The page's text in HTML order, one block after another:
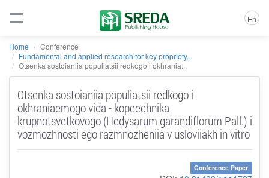
En
Home
Conference
Fundamental and applied research for key propriety...
Otsenka sostoianiia populiatsii redkogo i okhrania...
Otsenka sostoianiia populiatsii redkogo i
okhraniaemogo vida - kopeechnika
krupnotsvetkovogo (Hedysarum garandiflorum Pall.) i
vozmozhnosti ego razmnozheniia v usloviiakh in vitro
Conference Paper